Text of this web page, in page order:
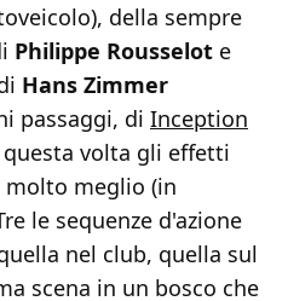
della sempre
Philippe Rousselot e
Hans Zimmer
passaggi, di Inception
questa volta gli effetti
meglio (in
le sequenze d'azione
nel club, quella sul
scena in un bosco che